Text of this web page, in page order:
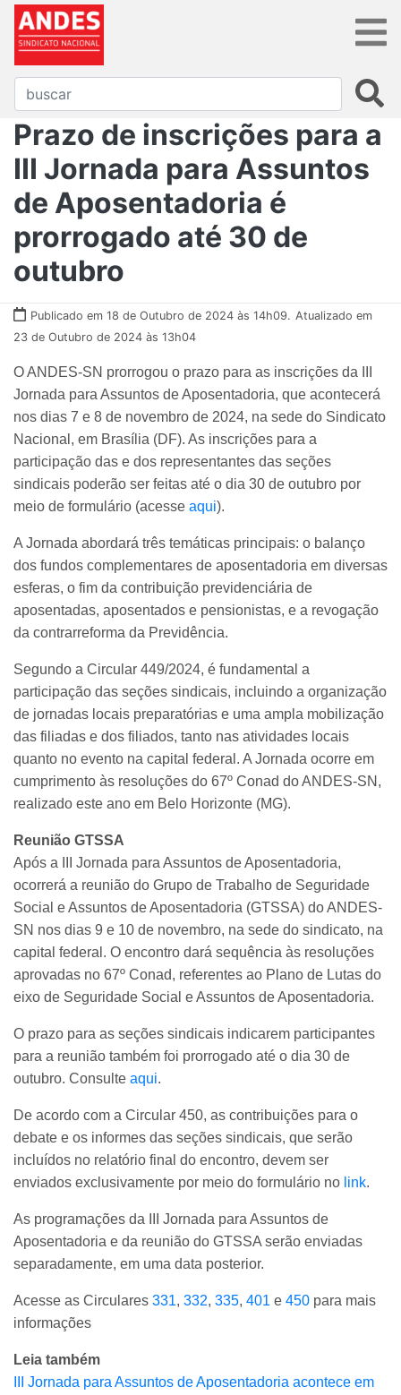
Prazo de inscrições para a
III Jornada para Assuntos
de Aposentadoria é
prorrogado até 30 de
outubro
Publicado em 18 de Outubro de 2024 às 14h09. Atualizado em
23 de Outubro de 2024 às 13h04
O ANDES-SN prorrogou o prazo para as inscrições da III
Jornada para Assuntos de Aposentadoria, que acontecerá
nos dias 7 e 8 de novembro de 2024, na sede do Sindicato
Nacional, em Brasília (DF). As inscrições para a
participação das e dos representantes das seções
sindicais poderão ser feitas até o dia 30 de outubro por
meio de formulário (acesse aqui).
A Jornada abordará três temáticas principais: o balanço
dos fundos complementares de aposentadoria em diversas
esferas, o fim da contribuição previdenciária de
aposentadas, aposentados e pensionistas, e a revogação
da contrarreforma da Previdência.
Segundo a Circular 449/2024, é fundamental a
participação das seções sindicais, incluindo a organização
de jornadas locais preparatórias e uma ampla mobilização
das filiadas e dos filiados, tanto nas atividades locais
quanto no evento na capital federal. A Jornada ocorre em
cumprimento às resoluções do 67º Conad do ANDES-SN,
realizado este ano em Belo Horizonte (MG).
Reunião GTSSA
Após a III Jornada para Assuntos de Aposentadoria,
ocorrerá a reunião do Grupo de Trabalho de Seguridade
Social e Assuntos de Aposentadoria (GTSSA) do ANDES-
SN nos dias 9 e 10 de novembro, na sede do sindicato, na
capital federal. O encontro dará sequência às resoluções
aprovadas no 67º Conad, referentes ao Plano de Lutas do
eixo de Seguridade Social e Assuntos de Aposentadoria.
O prazo para as seções sindicais indicarem participantes
para a reunião também foi prorrogado até o dia 30 de
outubro. Consulte aqui.
De acordo com a Circular 450, as contribuições para o
debate e os informes das seções sindicais, que serão
incluídos no relatório final do encontro, devem ser
enviados exclusivamente por meio do formulário no link.
As programações da III Jornada para Assuntos de
Aposentadoria e da reunião do GTSSA serão enviadas
separadamente, em uma data posterior.
Acesse as Circulares 331, 332, 335, 401 e 450 para mais
informações
Leia também
III Jornada para Assuntos de Aposentadoria acontece em